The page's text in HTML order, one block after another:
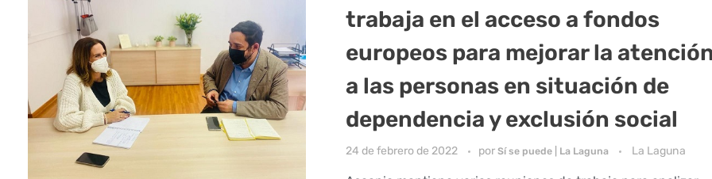
trabaja en el acceso a fondos
europeos para mejorar la
a las personas en situación de
dependencia y exclusión social
24 de febrero de 2022 por Sí se puede | La Laguna La Laguna